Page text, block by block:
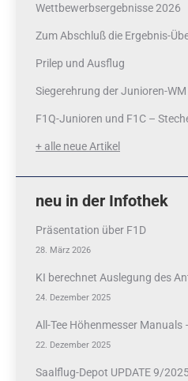
Wettbewerbsergebnisse 2026
Zum Abschluß die Ergebnis-
Prilep und Ausflug
Siegerehrung der Junioren-
F1Q-Junioren und F1C –
+ alle neue Artikel
neu in der Infothek
Präsentation über F1D
28. März 2026
KI berechnet Auslegung des
24. Dezember 2025
All-Tee Höhenmesser
22. Dezember 2025
Saalflug-Depot UPDATE 9/